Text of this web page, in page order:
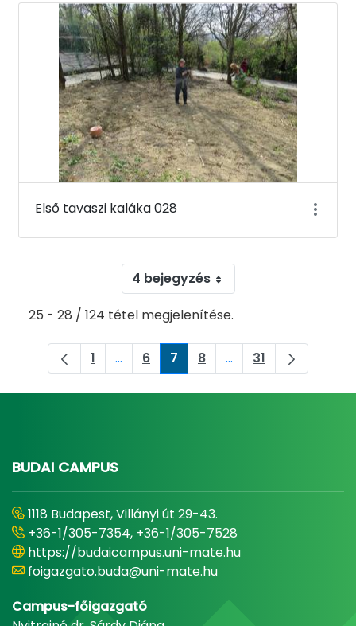
Első tavaszi kaláka 028
4 bejegyzés
25 - 28 / 124 tétel megjelenítése.
Oldal
1 ...Köztes oldalak Navigáljon a TAB
Oldal
6 Oldal
7 Oldal
8 ...Köztes oldalak
Oldal
31
BUDAI CAMPUS
1118 Budapest, Villányi út 29-43.
+36-1/305-7354, +36-1/305-7528
https://budaicampus.uni-mate.hu
foigazgato.buda@uni-mate.hu
Campus-főigazgató